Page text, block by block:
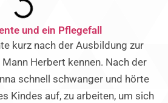
und ein Pflegefall
kurz nach der Ausbildung zur
Herbert kennen. Nach der
schnell schwanger und hörte
Kindes auf, zu arbeiten, um sich